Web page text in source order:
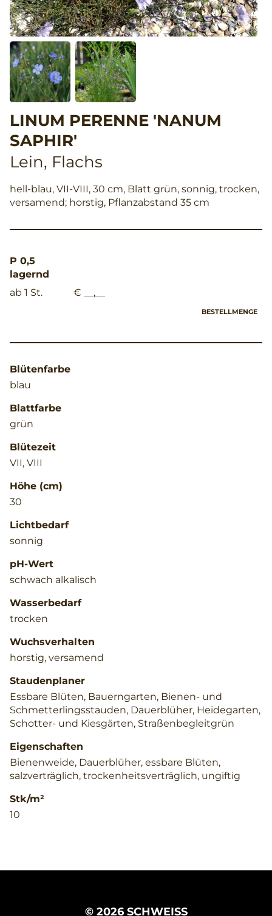
LINUM PERENNE 'NANUM
SAPHIR'
Lein, Flachs
hell-blau, VII-VIII, 30 cm, Blatt grün, sonnig, trocken,
versamend; horstig, Pflanzabstand 35 cm
P 0,5
lagernd
ab 1 St.
€ __,__
BESTELLMENGE
Blütenfarbe
blau
Blattfarbe
grün
Blütezeit
VII, VIII
Höhe (cm)
30
Lichtbedarf
sonnig
pH-Wert
schwach alkalisch
Wasserbedarf
trocken
Wuchsverhalten
horstig, versamend
Staudenplaner
Essbare Blüten, Bauerngarten, Bienen- und
Schmetterlingsstauden, Dauerblüher, Heidegarten,
Schotter- und Kiesgärten, Straßenbegleitgrün
Eigenschaften
Bienenweide, Dauerblüher, essbare Blüten,
salzverträglich, trockenheitsverträglich, ungiftig
Stk/m²
10
© 2026 SCHWEISS